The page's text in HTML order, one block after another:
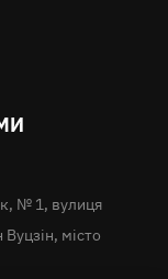
№ 1, вулиця
місто